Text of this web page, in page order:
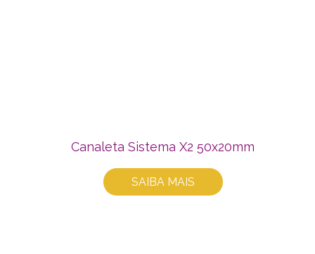
Canaleta Sistema X2 50x20mm
SAIBA MAIS